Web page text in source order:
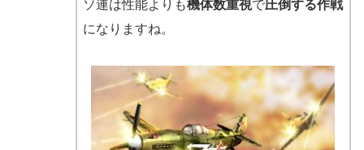
ソ連は性能よりも機体数重視で圧倒する作戦
になりますね。